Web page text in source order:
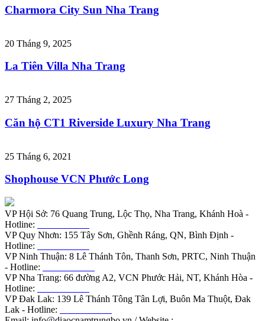
Charmora City Sun Nha Trang
20 Tháng 9, 2025
La Tiên Villa Nha Trang
27 Tháng 2, 2025
Căn hộ CT1 Riverside Luxury Nha Trang
25 Tháng 6, 2021
Shophouse VCN Phước Long
VP Hội Sở: 76 Quang Trung, Lộc Thọ, Nha Trang, Khánh Hoà -
Hotline:
VP Quy Nhơn: 155 Tây Sơn, Ghềnh Ráng, QN, Bình Định -
Hotline:
VP Ninh Thuận: 8 Lê Thánh Tôn, Thanh Sơn, PRTC, Ninh Thuận
- Hotline:
VP Nha Trang: 66 đường A2, VCN Phước Hải, NT, Khánh Hòa -
Hotline:
VP Đak Lak: 139 Lê Thánh Tông Tân Lợi, Buôn Ma Thuột, Đak
Lak - Hotline: